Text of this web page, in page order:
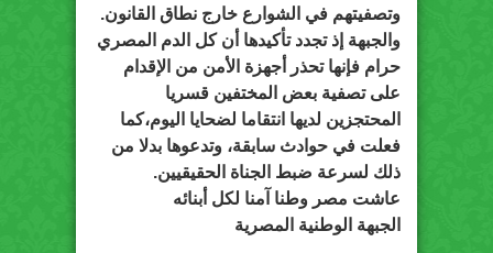
وتصفيتهم في الشوارع خارج نطاق القانون.
والجبهة إذ تجدد تأكيدها أن كل الدم المصري
حرام فإنها تحذر أجهزة الأمن من الإقدام
على تصفية بعض المختفين قسريا
المحتجزين لديها انتقاما لضحايا اليوم،كما
فعلت في حوادث سابقة، وتدعوها بدلا من
ذلك لسرعة ضبط الجناة الحقيقيين.
عاشت مصر وطنا آمنا لكل أبنائه
الجبهة الوطنية المصرية